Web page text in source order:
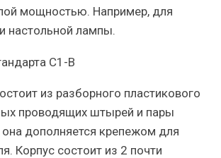
мощностью. Например, для
настольной лампы.
из разборного пластикового
проводящих штырей и пары
дополняется крепежом для
Корпус состоит из 2 почти